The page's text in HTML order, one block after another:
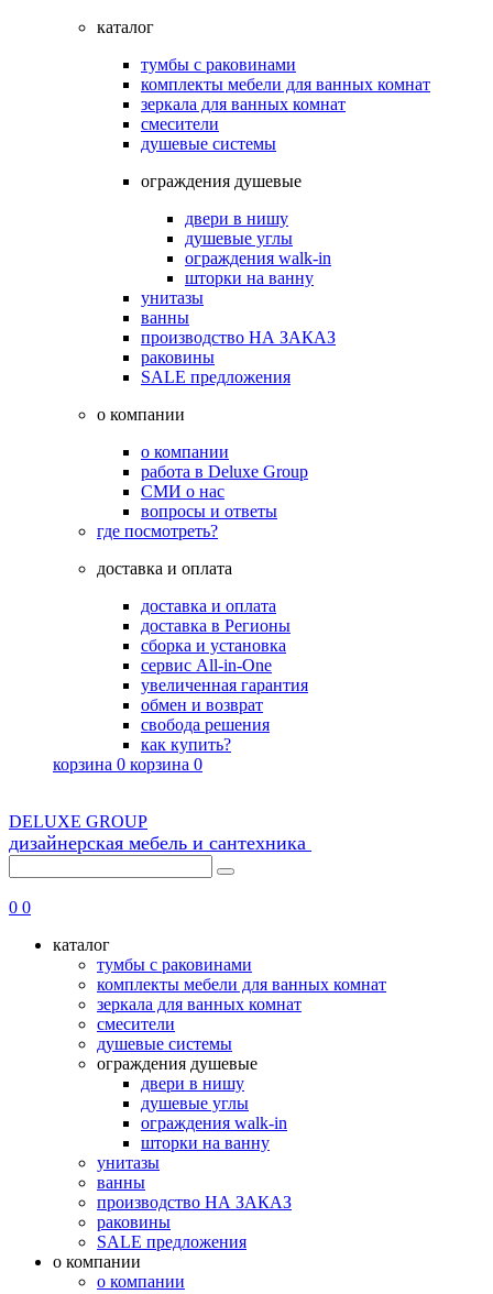
каталог
тумбы с раковинами
комплекты мебели для ванных комнат
зеркала для ванных комнат
смесители
душевые системы
ограждения душевые
двери в нишу
душевые углы
ограждения walk-in
шторки на ванну
унитазы
ванны
производство НА ЗАКАЗ
раковины
SALE предложения
о компании
о компании
работа в Deluxe Group
СМИ о нас
вопросы и ответы
где посмотреть?
доставка и оплата
доставка и оплата
доставка в Регионы
сборка и установка
сервис All-in-One
увеличенная гарантия
обмен и возврат
свобода решения
как купить?
корзина 0 корзина 0
DELUXE GROUP
дизайнерская мебель и сантехника
0 0
каталог
тумбы с раковинами
комплекты мебели для ванных комнат
зеркала для ванных комнат
смесители
душевые системы
ограждения душевые
двери в нишу
душевые углы
ограждения walk-in
шторки на ванну
унитазы
ванны
производство НА ЗАКАЗ
раковины
SALE предложения
о компании
о компании